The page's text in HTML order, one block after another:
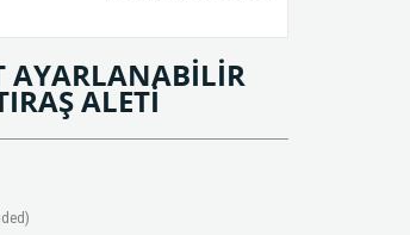
AYARLANABİLİR
ALETİ